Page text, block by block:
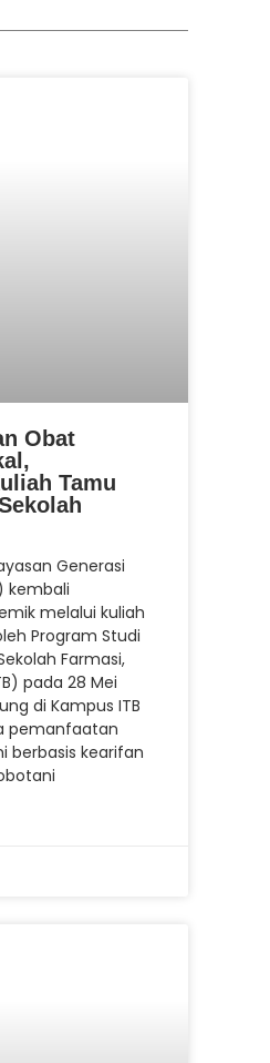
Obat
Tamu
Generasi
kembali
melalui kuliah
Program Studi
Farmasi,
pada 28 Mei
di Kampus ITB
pemanfaatan
berbasis kearifan